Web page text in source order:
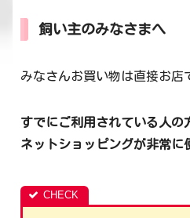
飼い主のみなさまへ
みなさんお買い物は直接お店
すでにご利用されている人の
ネットショッピングが非常に